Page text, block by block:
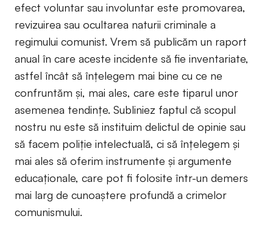
efect voluntar sau involuntar este promovarea,
revizuirea sau ocultarea naturii criminale a
regimului comunist. Vrem să publicăm un raport
anual în care aceste incidente să fie inventariate,
astfel încât să înțelegem mai bine cu ce ne
confruntăm și, mai ales, care este tiparul unor
asemenea tendințe. Subliniez faptul că scopul
nostru nu este să instituim delictul de opinie sau
să facem poliție intelectuală, ci să înțelegem și
mai ales să oferim instrumente și argumente
educaționale, care pot fi folosite într-un demers
mai larg de cunoaștere profundă a crimelor
comunismului.